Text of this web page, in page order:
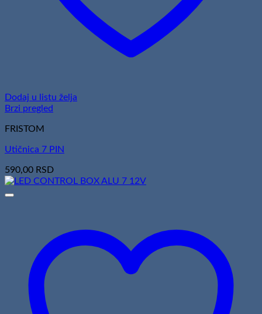
Dodaj u listu želja
Brzi pregled
FRISTOM
Utičnica 7 PIN
590,00 RSD